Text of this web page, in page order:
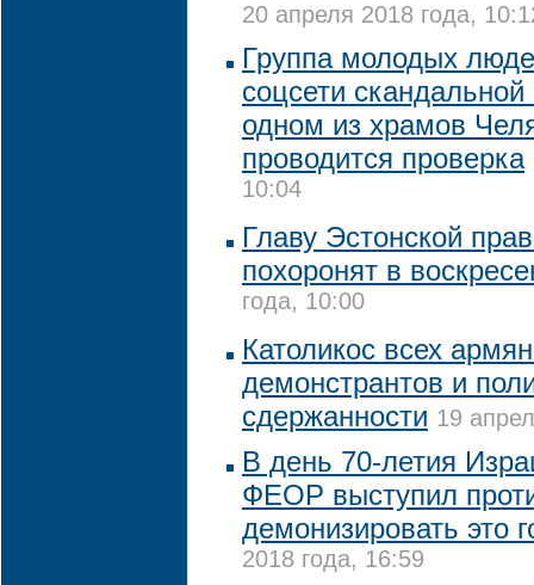
20 апреля 2018 года,
Группа молодых
соцсети
одном из храмов
проводится проверка
10:04
Главу Эстонской
похоронят в
года, 10:00
Католикос всех
демонстрантов и
сдержанности 19
В день 70-летия
ФЕОР выступил
демонизировать это
2018 года, 16:59